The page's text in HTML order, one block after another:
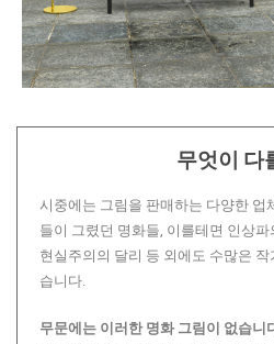
무엇이 다
시중에는 그림을 판매하는 다양한 업
들이 그렸던 명화들, 이를테면 인상
현실주의의 달리 등 외에도 수많은
습니다.
무문에는 이러한 명화 그림이 없습니